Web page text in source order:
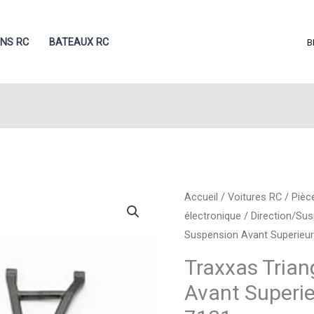
RC BATEAUX RC
Accueil /Voitures RC /
électronique /Direction/
Suspension Avant
Traxxas
Avant